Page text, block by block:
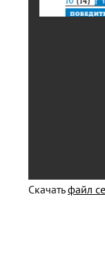
Скачатьфайл